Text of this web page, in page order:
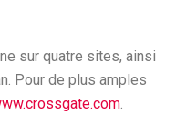
sur quatre sites, ainsi
Pour de plus amples
.